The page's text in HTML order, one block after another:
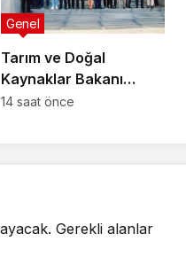
Tarım ve Doğal
Kaynaklar Bakanı
Çavuş “Büyük Harup
Genel
14 saat önce
Gerekli alanlar